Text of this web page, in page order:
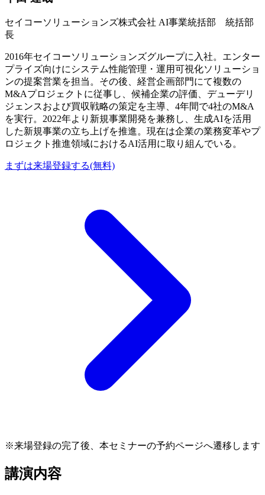
セイコーソリューションズ株式会社 AI事業統括部 統括部
長
2016年セイコーソリューションズグループに入社。エンター
プライズ向けにシステム性能管理・運用可視化ソリューショ
ンの提案営業を担当。その後、経営企画部門にて複数の
M&Aプロジェクトに従事し、候補企業の評価、デューデリ
ジェンスおよび買収戦略の策定を主導、4年間で4社のM&A
を実行。2022年より新規事業開発を兼務し、生成AIを活用
した新規事業の立ち上げを推進。現在は企業の業務変革やプ
ロジェクト推進領域におけるAI活用に取り組んでいる。
まずは来場登録する(無料)
※来場登録の完了後、本セミナーの予約ページへ遷移します
講演内容